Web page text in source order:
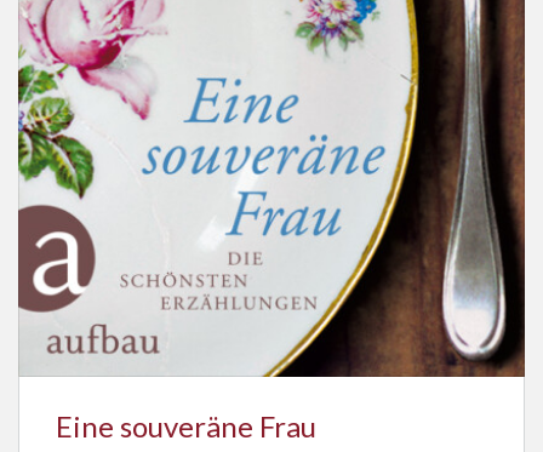
Eine souveräne Frau